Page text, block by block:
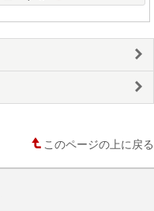
このページの上に戻る